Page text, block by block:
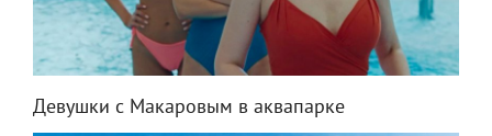
Девушки с Макаровым в аквапарке